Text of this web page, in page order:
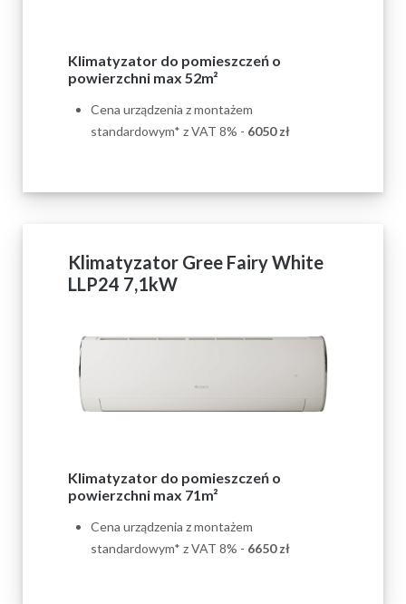
Klimatyzator do pomieszczeń o
powierzchni max 52m²
Cena urządzenia z montażem
standardowym* z VAT 8% - 6050zł
Klimatyzator Gree Fairy White
LLP24 7,1kW
Klimatyzator do pomieszczeń o
powierzchni max 71m²
Cena urządzenia z montażem
standardowym* z VAT 8% - 6650zł